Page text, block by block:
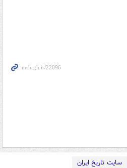
سایت تاریخ ایران